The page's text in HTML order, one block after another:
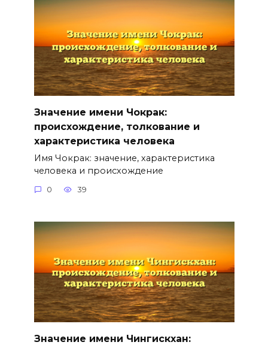
Значение имени Чокрак:
происхождение, толкование и
характеристика человека
Имя Чокрак: значение, характеристика
человека и происхождение
0 39
Значение имени Чингискхан: